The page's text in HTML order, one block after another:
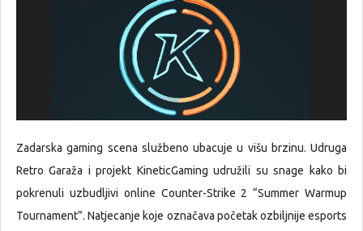
Zadarska gaming scena službeno ubacuje u višu brzinu. Udruga
Retro Garaža i projekt KineticGaming udružili su snage kako bi
pokrenuli uzbudljivi online Counter-Strike 2 “Summer Warmup
Tournament”. Natjecanje koje označava početak ozbiljnije esports